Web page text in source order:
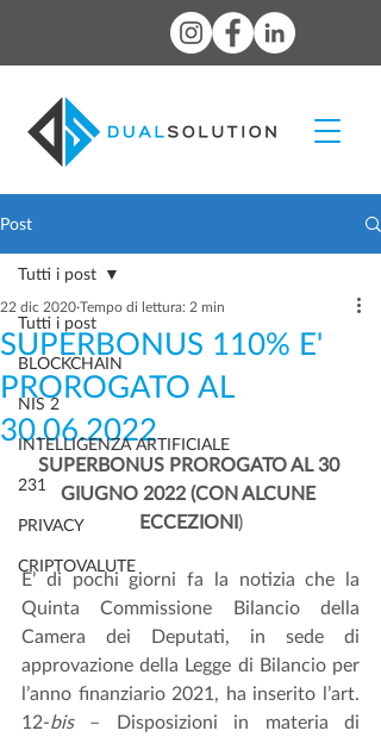
Post
Tutti i post
BLOCKCHAIN
NIS 2
INTELLIGENZA ARTIFICIALE
231
PRIVACY
CRIPTOVALUTE
Tutti i post
SUPERBONUS 110% E'
PROROGATO AL
30.06.2022
22 dic 2020 Tempo di lettura: 2 min
SUPERBONUS PROROGATO AL 30
GIUGNO 2022 (CON ALCUNE
ECCEZIONI)
E’ di pochi giorni fa la notizia che la
Quinta Commissione Bilancio della
Camera dei Deputati, in sede di
approvazione della Legge di Bilancio per
l’anno finanziario 2021, ha inserito l’art.
12-bis – Disposizioni in materia di